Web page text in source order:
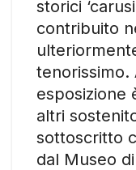
storici
contribuito
tenorissimo.
esposizione
altri
sottoscritto
dal Museo